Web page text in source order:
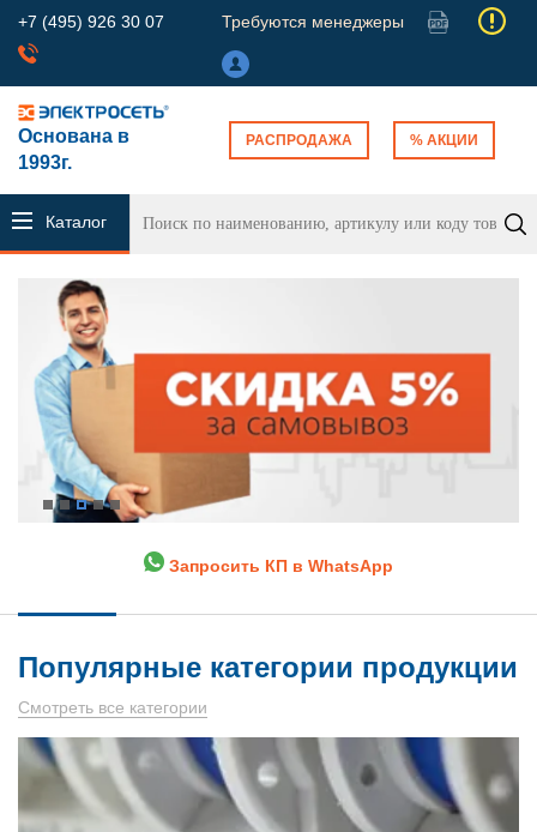
+7 (495) 926 30 07 Требуются менеджеры
Основана в
1993г.
РАСПРОДАЖА % АКЦИИ
Каталог
продукции
Запросить КП в WhatsApp
Популярные категории продукции
Смотреть все категории